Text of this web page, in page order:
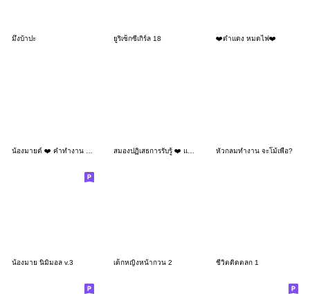
มึงบ้าปะ ยูริเซ็กซี่เกิร์ล 18 ❤️ดำแดง หมดไฟ❤️
หัวกลมทำงาน จะโม้เพื่อ?
น้องมาย นิมิมอล v.3 เด็กหญิงหน้ากวน 2 ชีวิตติดตลก 1